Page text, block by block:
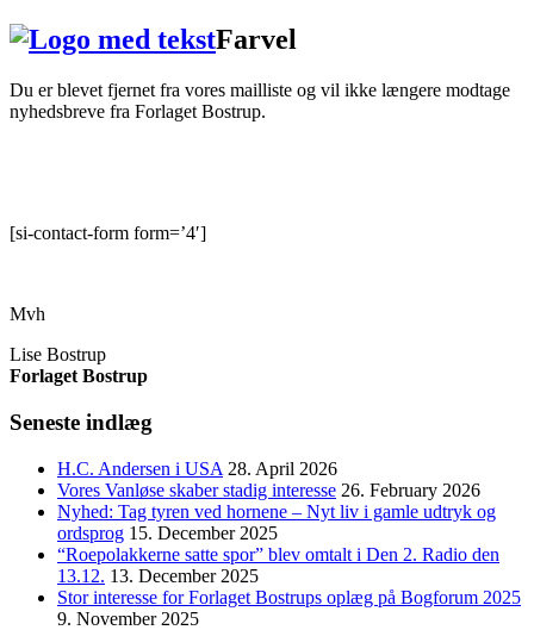
Farvel
Du er blevet fjernet fra vores mailliste og vil ikke længere modtage
nyhedsbreve fra Forlaget Bostrup.
[si-contact-form form=’4′]
Mvh
Lise Bostrup
Forlaget Bostrup
Seneste indlæg
H.C. Andersen i USA 28. April 2026
Vores Vanløse skaber stadig interesse 26. February 2026
Nyhed: Tag tyren ved hornene – Nyt liv i gamle udtryk og
ordsprog 15. December 2025
“Roepolakkerne satte spor” blev omtalt i Den 2. Radio den
13.12. 13. December 2025
Stor interesse for Forlaget Bostrups oplæg på Bogforum 2025
9. November 2025